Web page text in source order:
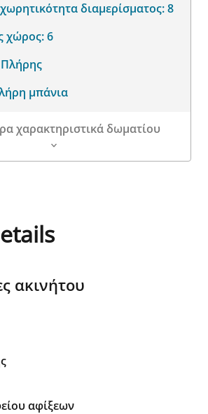
διαμερίσματος:8
χώρος:6
Πλήρης
μπάνια
χαρακτηριστικά δωματίου
ακινήτου
αφίξεων